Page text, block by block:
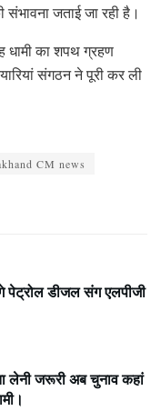
जताई जा रही है।
धामी का शपथ ग्रहण
संगठन ने पूरी कर ली
CM news
पेट्रोल डीजल संग एलपीजी
लेनी जरूरी अब चुनाव कहां